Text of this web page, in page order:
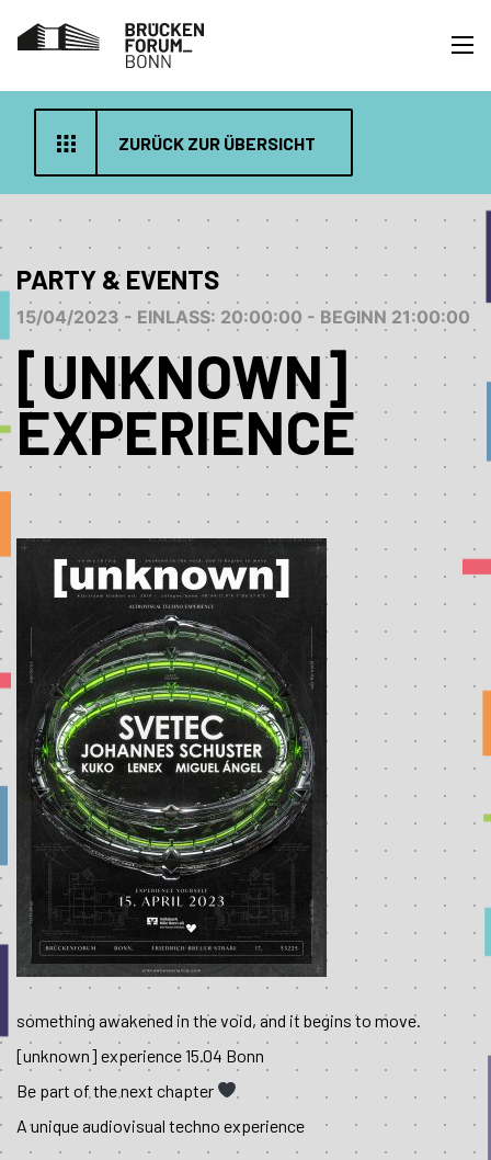
ZURÜCK ZUR ÜBERSICHT
PARTY & EVENTS
15/04/2023 - EINLASS: 20:00:00 - BEGINN 21:00:00
[UNKNOWN]
EXPERIENCE
something awakened in the void, and it begins to move.
[unknown] experience 15.04 Bonn
Be part of the next chapter
A unique audiovisual techno experience